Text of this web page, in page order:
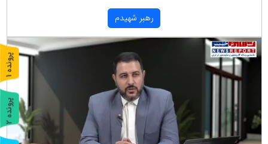
رهبر شهیدم
پ
ر
و
ن
د
ه
1
پ
ر
و
ن
د
ه
2